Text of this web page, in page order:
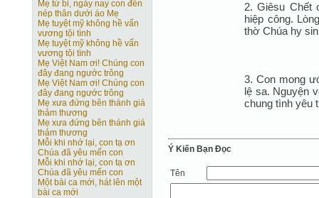
Mẹ từ bi, ngày nay con đến
nép thân dưới áo Mẹ
Mẹ tuyệt mỹ không hề vấn
vương tội tình
Mẹ tuyệt mỹ không hề vấn
vương tội tình
Mẹ Việt Nam ơi! Chúng con
đây đang ngước trông
Mẹ Việt Nam ơi! Chúng con
đây đang ngước trông
Mẹ xưa đứng bên thánh giá
thảm thương
Mẹ xưa đứng bên thánh giá
thảm thương
Mỗi khi nhớ lại, con tạ ơn
Chúa đã yêu mến con
Mỗi khi nhớ lại, con tạ ơn
Chúa đã yêu mến con
Một bài ca mới, hát lên một
bài ca mới
2. Giêsu Chết
hiệp công.
thờ Chúa hy
3. Con mong
lệ sa. Nguyện
chung tình yêu
Ý Kiến Bạn Ðọc
Tên